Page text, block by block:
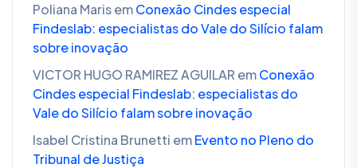
Poliana MarisemConexão Cindes especial
Findeslab: especialistas do Vale do Silício falam
sobre inovação
VICTOR HUGO RAMIREZ AGUILAR emConexão
Cindes especial Findeslab: especialistas do
Vale do Silício falam sobre inovação
Isabel Cristina Brunetti emEvento no Pleno do
Tribunal de Justiça